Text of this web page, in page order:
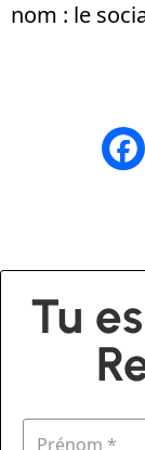
nom : le
Tu